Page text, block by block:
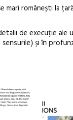
mari românești la
de execuție ale
și în